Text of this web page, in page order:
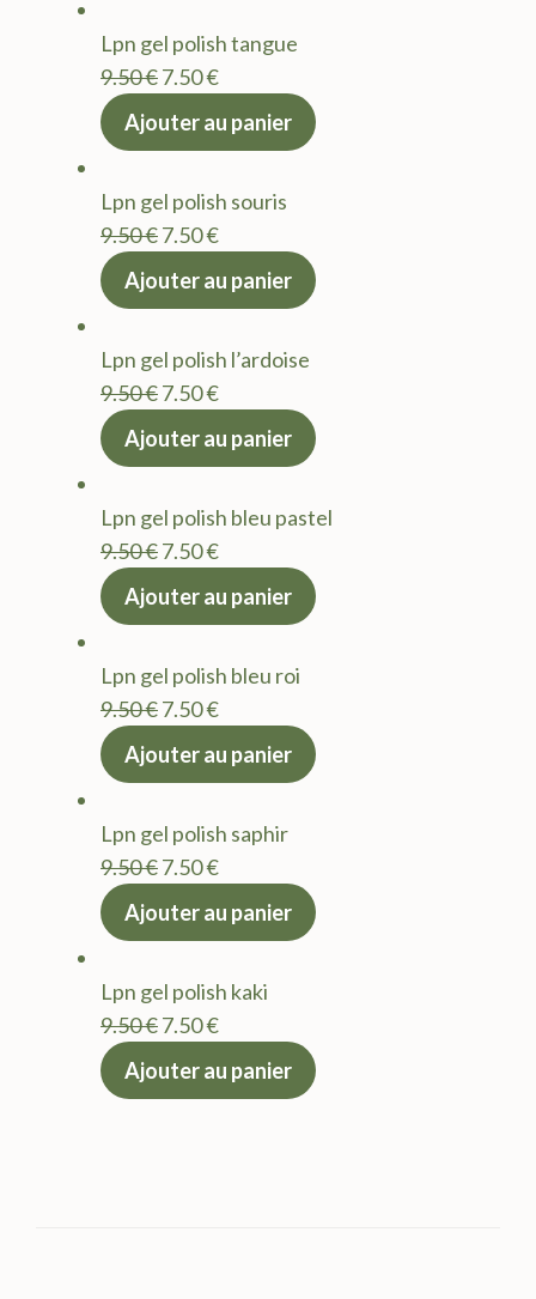
9.50 €.7.50 €.
Lpn gel polish tangue
9.50€Le
prix
9.50 €.
7.50€Le
actuel
7.50 €.
Ajouter au panier
Lpn gel polish souris
9.50€Le
prix
9.50 €.
7.50€Le
actuel
7.50 €.
Ajouter au panier
Lpn gel polish l’ardoise
9.50€Le
prix
9.50 €.
7.50€Le
actuel
7.50 €.
Ajouter au panier
Lpn gel polish bleu pastel
9.50€Le
prix
9.50 €.
7.50€Le
actuel
7.50 €.
Ajouter au panier
Lpn gel polish bleu roi
9.50€Le
prix
9.50 €.
7.50€Le
actuel
7.50 €.
Ajouter au panier
Lpn gel polish saphir
9.50€Le
prix
9.50 €.
7.50€Le
actuel
7.50 €.
Ajouter au panier
Lpn gel polish kaki
9.50€Le
prix
7.50€Le
actuel
Ajouter au panier